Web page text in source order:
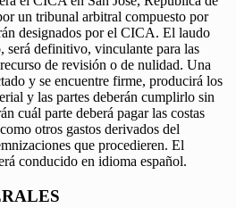
un tribunal arbitral compuesto por
designados por el CICA. El laudo
será definitivo, vinculante para las
de revisión o de nulidad. Una
y se encuentre firme, producirá los
y las partes deberán cumplirlo sin
cuál parte deberá pagar las costas
otros gastos derivados del
que procedieren. El
conducido en idioma español.